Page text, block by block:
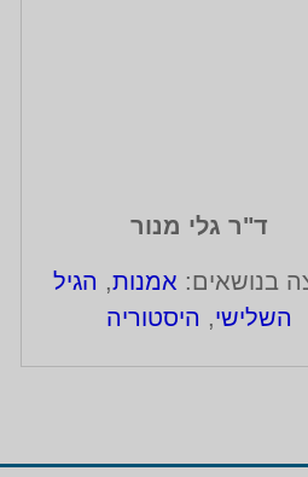
ד"ר גלי מנור
בנושאים: אמנות, הגיל
השלישי, היסטוריה